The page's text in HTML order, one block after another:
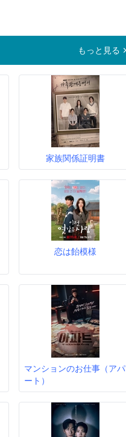
もっと見る
家族関係証明書
恋は飴模様
マンションのお仕事（アパ
ート）